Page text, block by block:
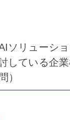
ソリューシ
している企
）